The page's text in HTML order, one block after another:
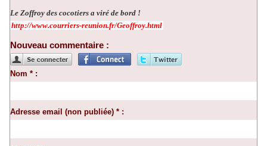
Le Zoffroy des cocotiers a viré de bord !
http://www.courriers-reunion.fr/Geoffroy.html
Nouveau commentaire :
Nom * :
Adresse email (non publiée) * :